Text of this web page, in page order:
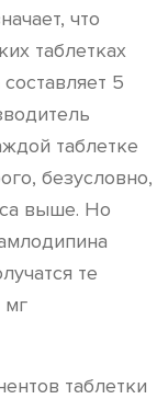
что
таблетках
5
таблетке
безусловно,
выше. Но
те
мг
таблетки